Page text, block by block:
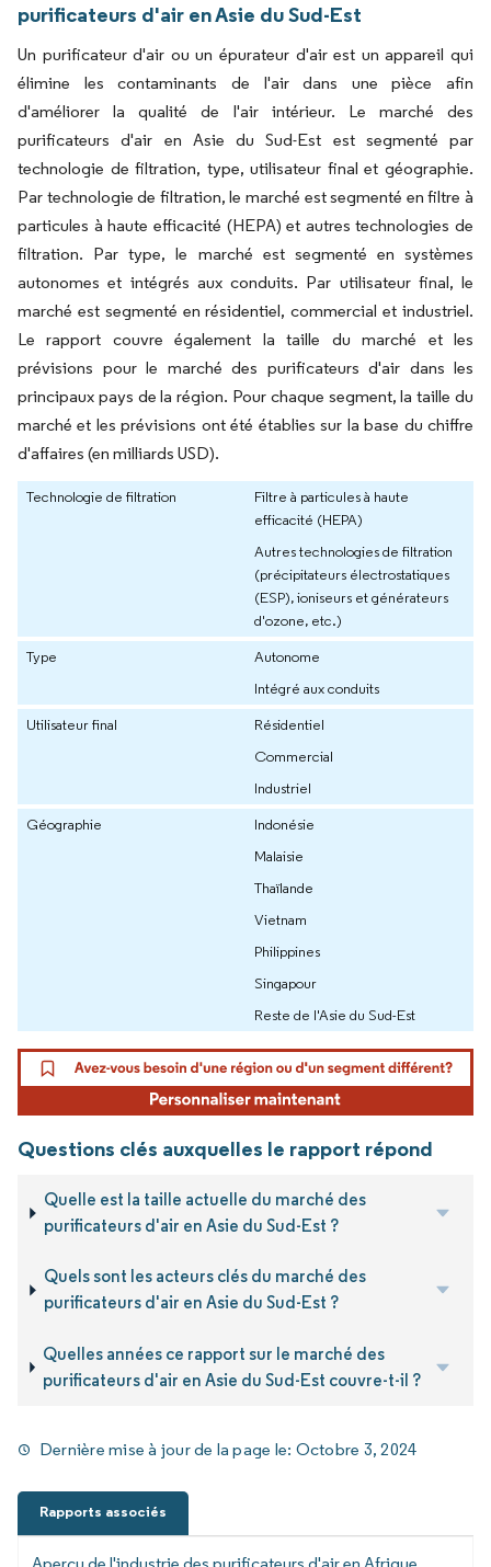
purificateurs d'air en Asie du Sud-Est
Un purificateur d'air ou un épurateur d'air est un appareil qui
élimine les contaminants de l'air dans une pièce afin
d'améliorer la qualité de l'air intérieur. Le marché des
purificateurs d'air en Asie du Sud-Est est segmenté par
technologie de filtration, type, utilisateur final et géographie.
Par technologie de filtration, le marché est segmenté en filtre à
particules à haute efficacité (HEPA) et autres technologies de
filtration. Par type, le marché est segmenté en systèmes
autonomes et intégrés aux conduits. Par utilisateur final, le
marché est segmenté en résidentiel, commercial et industriel.
Le rapport couvre également la taille du marché et les
prévisions pour le marché des purificateurs d'air dans les
principaux pays de la région. Pour chaque segment, la taille du
marché et les prévisions ont été établies sur la base du chiffre
d'affaires (en milliards USD).
Technologie de filtration
Filtre à particules à haute
efficacité (HEPA)
Autres technologies de filtration
(précipitateurs électrostatiques
(ESP), ioniseurs et générateurs
d'ozone, etc.)
Type
Autonome
Intégré aux conduits
Utilisateur final
Résidentiel
Commercial
Industriel
Géographie
Indonésie
Malaisie
Thaïlande
Vietnam
Philippines
Singapour
Reste de l'Asie du Sud-Est
Questions clés auxquelles le rapport répond
Quelle est la taille actuelle du marché des
purificateurs d'air en Asie du Sud-Est ?
Quels sont les acteurs clés du marché des
purificateurs d'air en Asie du Sud-Est ?
Quelles années ce rapport sur le marché des
purificateurs d'air en Asie du Sud-Est couvre-t-il ?
Dernière mise à jour de la page le: Octobre 3, 2024
Rapports associés